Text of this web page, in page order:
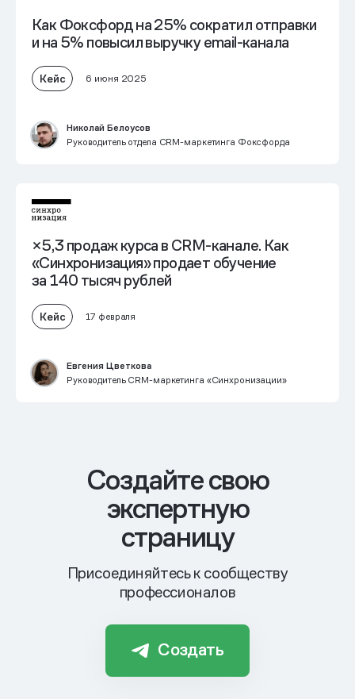
Как Фоксфорд на 25% сократил отправки
и на 5% повысил выручку email-канала
Кейс 6 июня 2025
Николай Белоусов
Руководитель отдела CRM-маркетинга Фоксфорда
×5,3 продаж курса в CRM-канале. Как
«Синхронизация» продает обучение
за 140 тысяч рублей
Кейс 17 февраля
Евгения Цветкова
Руководитель CRM-маркетинга «Синхронизации»
Cоздайте свою
экспертную
страницу
Присоединяйтесь к сообществу
профессионалов
Создать